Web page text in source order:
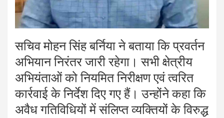
सचिव मोहन सिंह बर्निया ने बताया कि प्रवर्तन
अभियान निरंतर जारी रहेगा। सभी क्षेत्रीय
अभियंताओं को नियमित निरीक्षण एवं त्वरित
कार्रवाई के निर्देश दिए गए हैं। उन्होंने कहा कि
अवैध गतिविधियों में संलिप्त व्यक्तियों के विरुद्ध